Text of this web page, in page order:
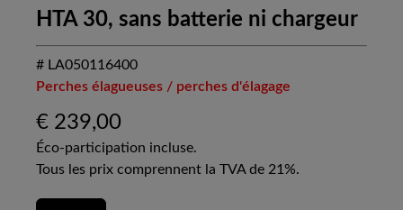
HTA 30, sans batterie ni chargeur
# LA050116400
Perches élagueuses / perches d'élagage
€ 239,00
Éco-participation incluse.
Tous les prix comprennent la TVA de 21%.